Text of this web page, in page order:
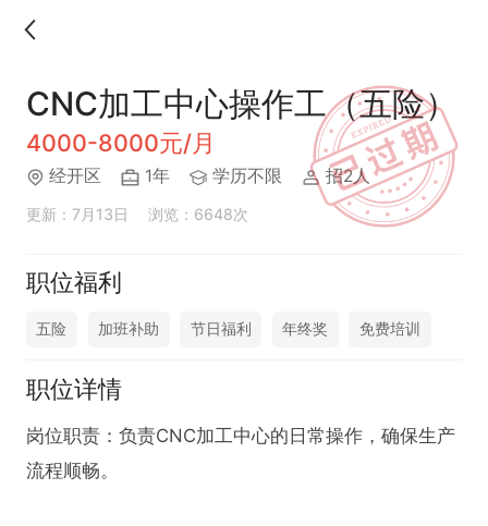
CNC加工中心操作工（五险）
4000-8000元/月
经开区 1年 学历不限 招2人
更新：7月13日 浏览：6648次
职位福利
五险 加班补助 节日福利 年终奖 免费培训
职位详情
岗位职责：负责CNC加工中心的日常操作，确保生产
流程顺畅。